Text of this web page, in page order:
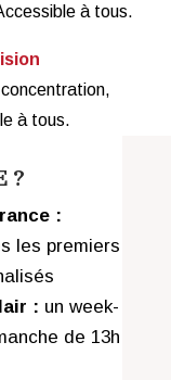
à tous.
à tous.
?
:
les premiers
: un week-
de 13h